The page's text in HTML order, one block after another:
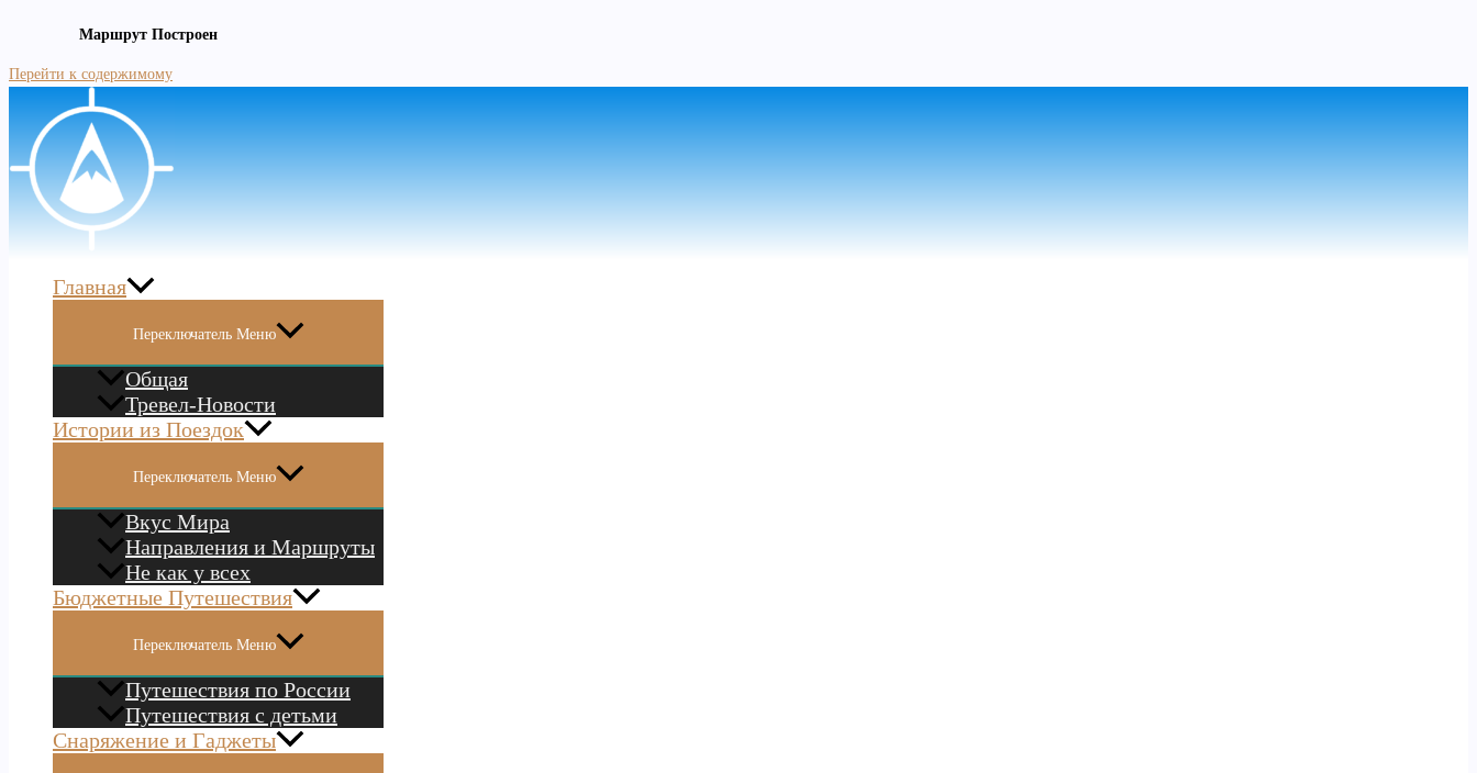
Маршрут Построен
Перейти к содержимому
Главная
Переключатель Меню
Общая
Тревел-Новости
Истории из Поездок
Переключатель Меню
Вкус Мира
Направления и Маршруты
Не как у всех
Бюджетные Путешествия
Переключатель Меню
Путешествия по России
Путешествия с детьми
Снаряжение и Гаджеты